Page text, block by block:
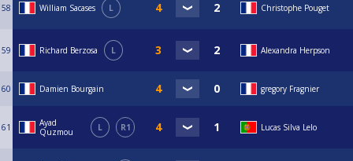
58 William Sacases L Christophe Pouget
59 Richard Berzosa L Alexandra Herpson
60 Damien Bourgain gregory Fragnier
61
Ayad
Quzmou
L R1 Lucas Silva Lelo